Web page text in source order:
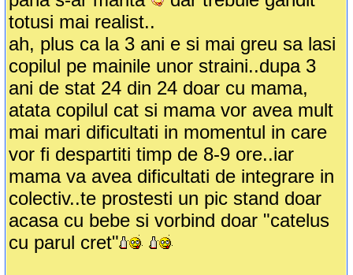
totusi mai realist..
ah, plus ca la 3 ani e si mai greu sa lasi
copilul pe mainile unor straini..dupa 3
ani de stat 24 din 24 doar cu mama,
atata copilul cat si mama vor avea mult
mai mari dificultati in momentul in care
vor fi despartiti timp de 8-9 ore..iar
mama va avea dificultati de integrare in
colectiv..te prostesti un pic stand doar
acasa cu bebe si vorbind doar "catelus
cu parul cret"